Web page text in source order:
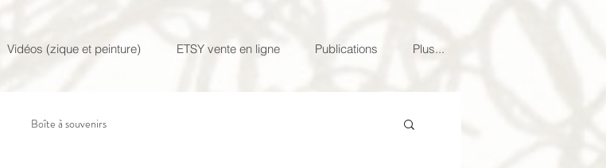
Vidéos (zique et peinture) ETSY vente en ligne Publications Plus...
Boîte à souvenirs